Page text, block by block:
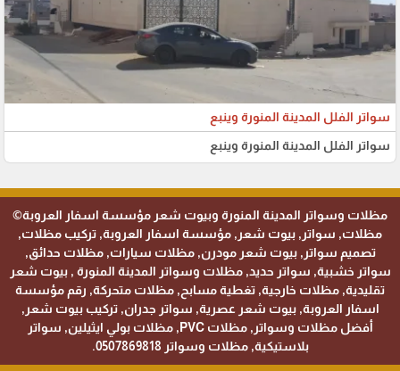
سواتر الفلل المدينة المنورة وينبع
سواتر الفلل المدينة المنورة وينبع
مظلات وسواتر المدينة المنورة وبيوت شعر مؤسسة اسفار العروبة©
مظلات, سواتر, بيوت شعر, مؤسسة اسفار العروبة, تركيب مظلات,
تصميم سواتر, بيوت شعر مودرن, مظلات سيارات, مظلات حدائق,
سواتر خشبية, سواتر حديد, مظلات وسواتر المدينة المنورة , بيوت شعر
تقليدية, مظلات خارجية, تغطية مسابح, مظلات متحركة, رقم مؤسسة
اسفار العروبة, بيوت شعر عصرية, سواتر جدران, تركيب بيوت شعر,
أفضل مظلات وسواتر, مظلات PVC, مظلات بولي ايثيلين, سواتر
بلاستيكية, مظلات وسواتر 0507869818.